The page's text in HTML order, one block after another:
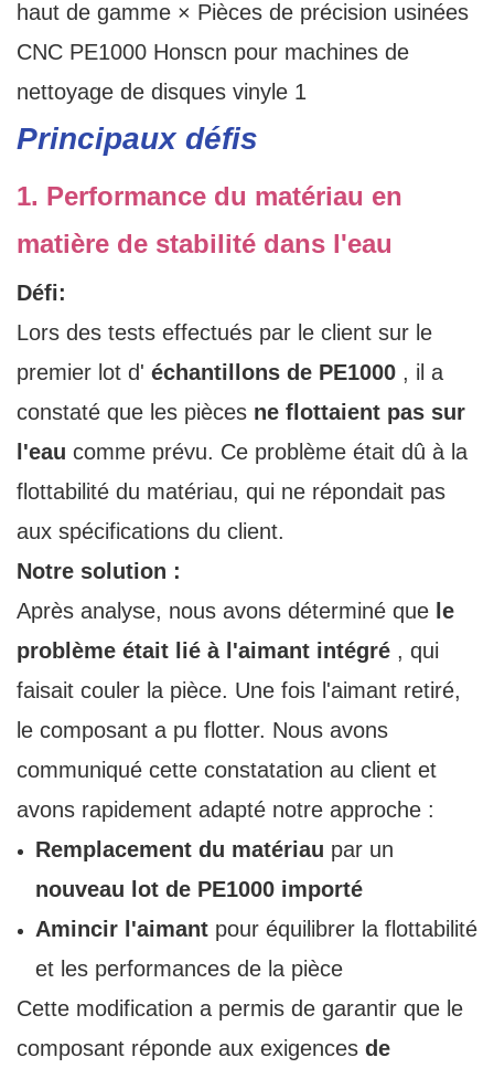
Principaux défis
1. Performance du matériau en
matière de stabilité dans l'eau
Défi:
Lors des tests effectués par le client sur le
premier lot d' échantillons de PE1000 , il a
constaté que les pièces ne flottaient pas sur
l'eau comme prévu. Ce problème était dû à la
flottabilité du matériau, qui ne répondait pas
aux spécifications du client.
Notre solution :
Après analyse, nous avons déterminé que le
problème était lié à l'aimant intégré , qui
faisait couler la pièce. Une fois l'aimant retiré,
le composant a pu flotter. Nous avons
communiqué cette constatation au client et
avons rapidement adapté notre approche :
Remplacement du matériau par un
nouveau lot de PE1000 importé
Amincir l'aimantpour équilibrer la flottabilité
et les performances de la pièce
Cette modification a permis de garantir que le
composant réponde aux exigences de